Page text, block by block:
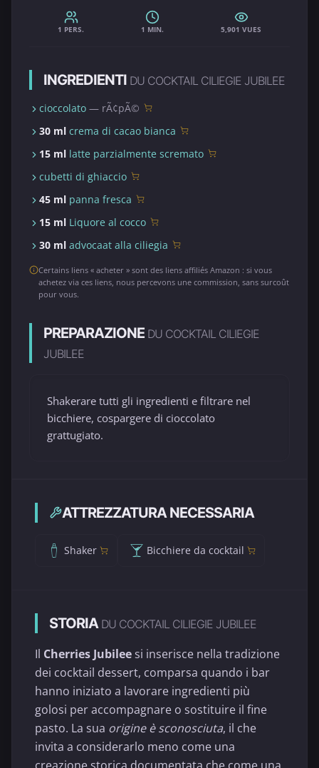
1 PERS. 1 MIN. 5,901 VUES
INGREDIENTI DU COCKTAIL CILIEGIE JUBILEE
cioccolato — rÃ¢pÃ©
30 ml crema di cacao bianca
15 ml latte parzialmente scremato
cubetti di ghiaccio
45 ml panna fresca
15 ml Liquore al cocco
30 ml advocaat alla ciliegia
Certains liens « acheter » sont des liens affiliés Amazon : si vous
achetez via ces liens, nous percevons une commission, sans surcoût
pour vous.
PREPARAZIONE DU COCKTAIL CILIEGIE
JUBILEE
Shakerare tutti gli ingredienti e filtrare nel
bicchiere, cospargere di cioccolato
grattugiato.
ATTREZZATURA NECESSARIA
Shaker Bicchiere da cocktail
STORIA DU COCKTAIL CILIEGIE JUBILEE
Il Cherries Jubilee si inserisce nella tradizione
dei cocktail dessert, comparsa quando i bar
hanno iniziato a lavorare ingredienti più
golosi per accompagnare o sostituire il fine
pasto. La sua origine è sconosciuta, il che
invita a considerarlo meno come una